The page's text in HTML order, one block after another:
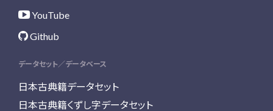
YouTube
Github
データセット／データベース
日本古典籍データセット
日本古典籍くずし字データセット